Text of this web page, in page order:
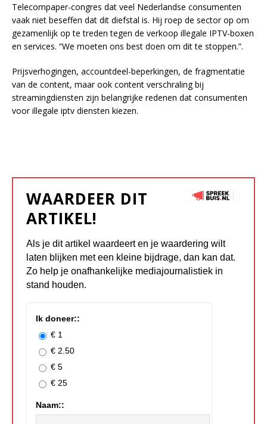
Telecompaper-congres dat veel Nederlandse consumenten
vaak niet beseffen dat dit diefstal is. Hij roep de sector op om
gezamenlijk op te treden tegen de verkoop illegale IPTV-boxen
en services. “We moeten ons best doen om dit te stoppen.”.
Prijsverhogingen, accountdeel-beperkingen, de fragmentatie
van de content, maar ook content verschraling bij
streamingdiensten zijn belangrijke redenen dat consumenten
voor illegale iptv diensten kiezen.
WAARDEER DIT
ARTIKEL!
Als je dit artikel waardeert en je waardering wilt
laten blijken met een kleine bijdrage, dan kan dat.
Zo help je onafhankelijke mediajournalistiek in
stand houden.
Ik doneer::
€ 1
€ 2.50
€ 5
€ 25
Naam::